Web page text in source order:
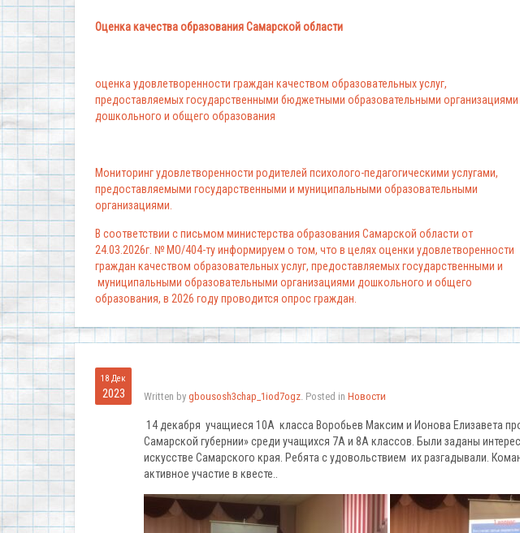
Оценка качества образования Самарской области
оценка удовлетворенности граждан качеством образовательных услуг,
предоставляемых государственными бюджетными образовательными организациями
дошкольного и общего образования
Мониторинг удовлетворенности родителей психолого-педагогическими услугами,
предоставляемыми государственными и муниципальными образовательными
организациями.
В соответствии с письмом министерства образования Самарской области от
24.03.2026г. № МО/404-ту информируем о том, что в целях оценки удовлетворенности
граждан качеством образовательных услуг, предоставляемых государственными и
муниципальными образовательными организациями дошкольного и общего
образования, в 2026 году проводится опрос граждан.
18 Дек
2023 Written by gbousosh3chap_1iod7ogz. Posted in Новости
14 декабря учащиеся 10А класса Воробьев Максим и Ионова Елизавета
Самарской губернии» среди учащихся 7А и 8А классов. Были заданы
искусстве Самарского края. Ребята с удовольствием их разгадывали.
активное участие в квесте..